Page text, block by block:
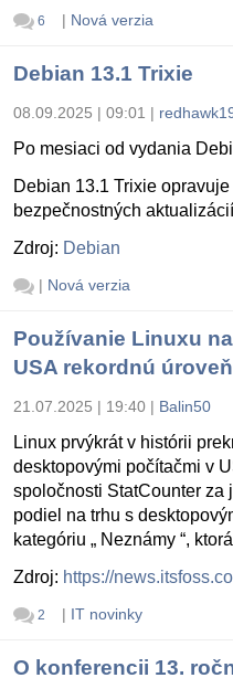
6 | Nová verzia
Debian 13.1 Trixie
08.09.2025 | 09:01 |
Po mesiaci od vydania
Debian 13.1 Trixie
bezpečnostných
Zdroj: Debian
| Nová verzia
Používanie Linuxu
USA rekordnú
21.07.2025 | 19:40 | Balin50
Linux prvýkrát v histórii
desktopovými počítačmi v
spoločnosti StatCounter za
podiel na trhu s
kategóriu „ Neznámy “,
Zdroj: https://
2 | IT novinky
O konferencii 13.